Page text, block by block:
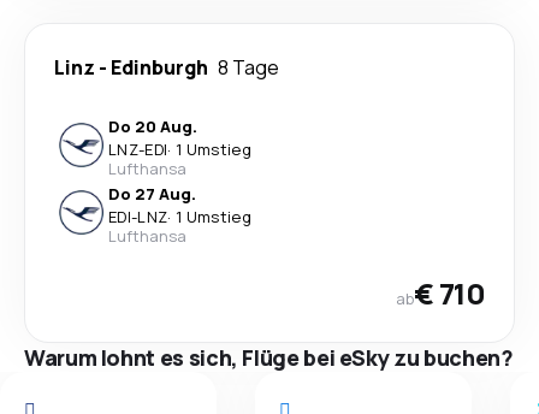
Linz - Edinburgh 8 Tage
Do 20 Aug.
LNZ-EDI· 1 Umstieg
Lufthansa
Do 27 Aug.
EDI-LNZ· 1 Umstieg
Lufthansa
ab€ 710
Warum lohnt es sich, Flüge bei eSky zu buchen?